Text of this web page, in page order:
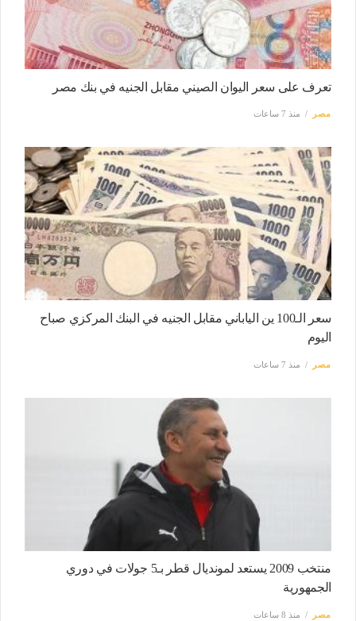
تعرف على سعر اليوان الصيني مقابل الجنيه في بنك مصر
مصر منذ 7 ساعات
سعر الـ100 ين الياباني مقابل الجنيه في البنك المركزي صباح
اليوم
مصر منذ 7 ساعات
منتخب 2009 يستعد لمونديال قطر بـ5 جولات في دوري
الجمهورية
مصر منذ 8 ساعات